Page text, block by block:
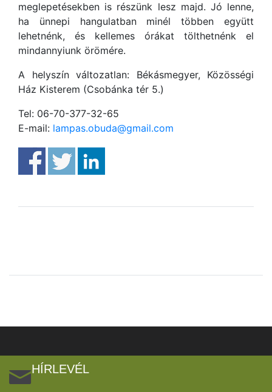
meglepetésekben is részünk lesz majd. Jó lenne,
ha ünnepi hangulatban minél többen együtt
lehetnénk, és kellemes órákat tölthetnénk el
mindannyiunk örömére.
A helyszín változatlan: Békásmegyer, Közösségi
Ház Kisterem (Csobánka tér 5.)
Tel: 06-70-377-32-65
E-mail: lampas.obuda@gmail.com
HÍRLEVÉL